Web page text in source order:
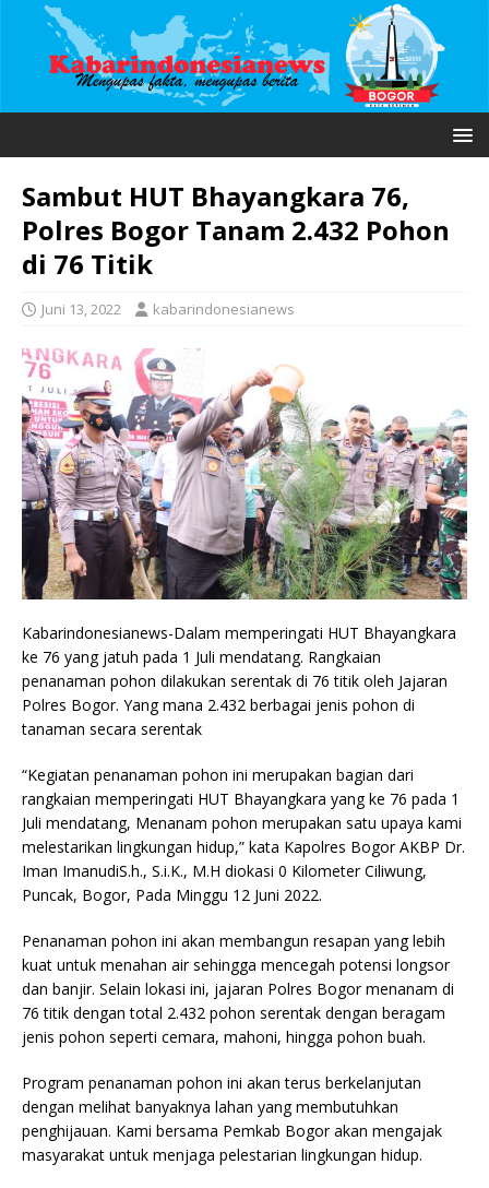
Sambut HUT Bhayangkara 76,
Polres Bogor Tanam 2.432 Pohon
di 76 Titik
Juni 13, 2022 kabarindonesianews
Kabarindonesianews-Dalam memperingati HUT Bhayangkara
ke 76 yang jatuh pada 1 Juli mendatang. Rangkaian
penanaman pohon dilakukan serentak di 76 titik oleh Jajaran
Polres Bogor. Yang mana 2.432 berbagai jenis pohon di
tanaman secara serentak
“Kegiatan penanaman pohon ini merupakan bagian dari
rangkaian memperingati HUT Bhayangkara yang ke 76 pada 1
Juli mendatang, Menanam pohon merupakan satu upaya kami
melestarikan lingkungan hidup,” kata Kapolres Bogor AKBP Dr.
Iman ImanudiS.h., S.i.K., M.H diokasi 0 Kilometer Ciliwung,
Puncak, Bogor, Pada Minggu 12 Juni 2022.
Penanaman pohon ini akan membangun resapan yang lebih
kuat untuk menahan air sehingga mencegah potensi longsor
dan banjir. Selain lokasi ini, jajaran Polres Bogor menanam di
76 titik dengan total 2.432 pohon serentak dengan beragam
jenis pohon seperti cemara, mahoni, hingga pohon buah.
Program penanaman pohon ini akan terus berkelanjutan
dengan melihat banyaknya lahan yang membutuhkan
penghijauan. Kami bersama Pemkab Bogor akan mengajak
masyarakat untuk menjaga pelestarian lingkungan hidup.